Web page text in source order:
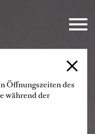
Öffnungszeiten des
während der